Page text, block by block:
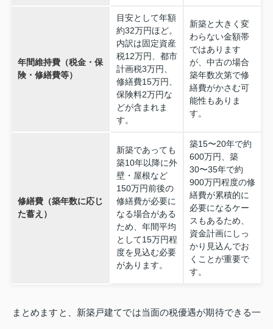
年間維持費（税金・保
険・修繕費等）
目安として年額
約32万円ほど。
内訳は固定資産
税12万円、都市
計画税3万円、
修繕費15万円、
保険料2万円な
どが含まれま
す。
新築と大きく変
わらない金額帯
ではあります
が、中古の場合
築年数次第で修
繕費がかさむ可
能性もありま
す。
修繕費（築年数に応じ
た蓄え）
新築であっても
築10年以降に外
壁・屋根など
150万円前後の
修繕費が必要に
なる場合がある
ため、年間平均
として15万円程
度を見込む必要
があります。
築15〜20年で約
600万円、築
30〜35年で約
900万円程度の修
繕費が累積的に
必要になるケー
スもあるため、
資金計画にしっ
かり見込んでお
くことが重要で
す。
まとめますと、新築戸建てでは当面の税優遇が期待できる一